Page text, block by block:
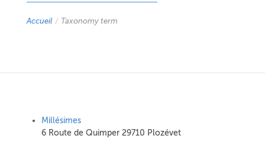
Accueil / Taxonomy term
Millésimes
6 Route de Quimper 29710 Plozévet